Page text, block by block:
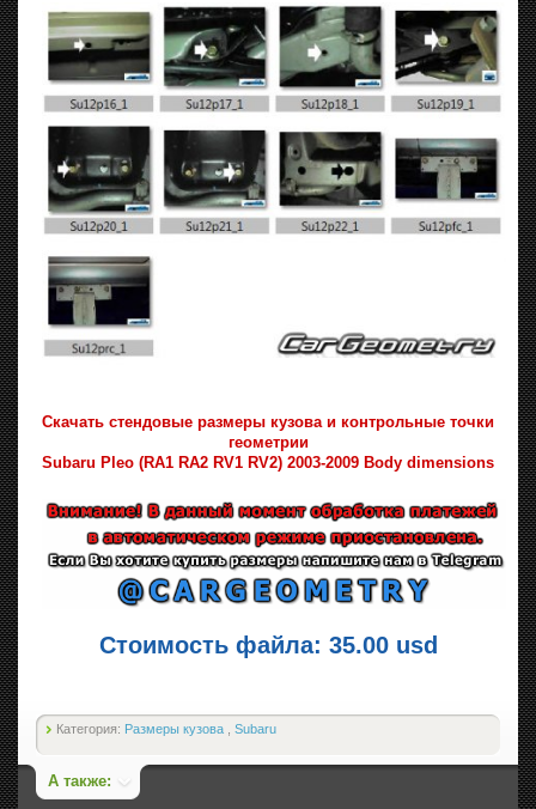
Скачать стендовые размеры кузова и контрольные точки
геометрии
Subaru Pleo (RA1 RA2 RV1 RV2) 2003-2009 Body dimensions
Стоимость файла: 35.00 usd
Категория: Размеры кузова Subaru
А также: